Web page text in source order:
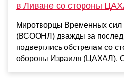
в Ливане со стороны
Миротворцы Временных
(ВСООНЛ) дважды за
подверглись обстрелам со
обороны Израиля (ЦАХАЛ).